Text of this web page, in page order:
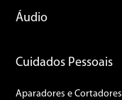
Áudio
Cuidados Pessoais
Aparadores e Cortadores